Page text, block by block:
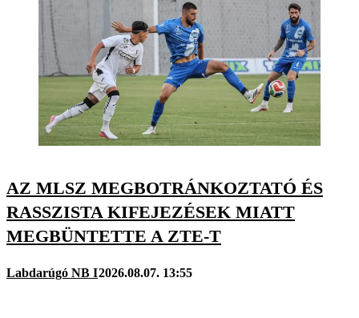
AZ MLSZ MEGBOTRÁNKOZTATÓ ÉS
RASSZISTA KIFEJEZÉSEK MIATT
MEGBÜNTETTE A ZTE-T
Labdarúgó NB I2026.08.07. 13:55